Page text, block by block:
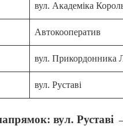
вул. Академіка
Автокооператив
вул. Прикордонника
вул. Руставі
вул.